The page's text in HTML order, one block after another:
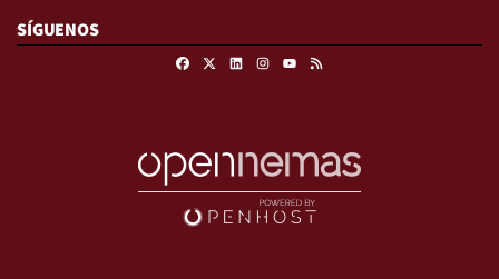
SÍGUENOS
FacebookLinkedinInstagramRSS